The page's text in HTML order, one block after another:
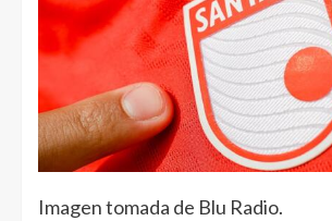
Imagen tomada de Blu Radio.